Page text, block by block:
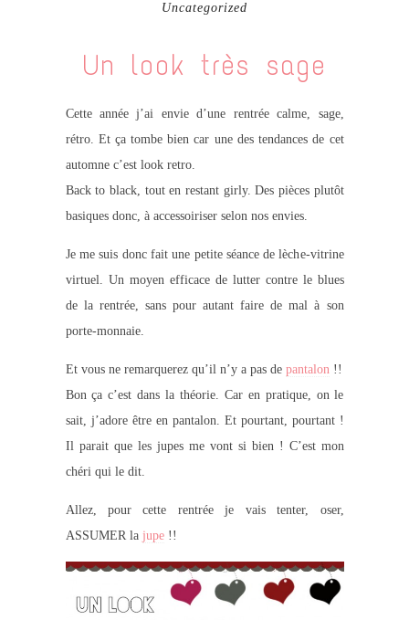
Uncategorized
Un look très sage
Cette année j’ai envie d’une rentrée calme, sage,
rétro. Et ça tombe bien car une des tendances de cet
automne c’est look retro.
Back to black, tout en restant girly. Des pièces plutôt
basiques donc, à accessoiriser selon nos envies.
Je me suis donc fait une petite séance de lèche-vitrine
virtuel. Un moyen efficace de lutter contre le blues
de la rentrée, sans pour autant faire de mal à son
porte-monnaie.
Et vous ne remarquerez qu’il n’y a pas de pantalon !!
Bon ça c’est dans la théorie. Car en pratique, on le
sait, j’adore être en pantalon. Et pourtant, pourtant !
Il parait que les jupes me vont si bien ! C’est mon
chéri qui le dit.
Allez, pour cette rentrée je vais tenter, oser,
ASSUMER la jupe!!